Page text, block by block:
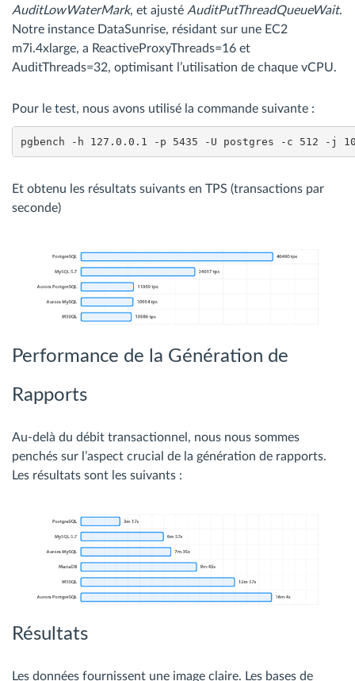
AuditLowWaterMark, et ajusté AuditPutThreadQueueWait.
Notre instance DataSunrise, résidant sur une EC2
m7i.4xlarge, a ReactiveProxyThreads=16 et
AuditThreads=32, optimisant l’utilisation de chaque vCPU.
Pour le test, nous avons utilisé la commande suivante :
pgbench -h 127.0.0.1 -p 5435 -U postgres -c 512 -j
Et obtenu les résultats suivants en TPS (transactions par
seconde)
Performance de la Génération de
Rapports
Au-delà du débit transactionnel, nous nous sommes
penchés sur l’aspect crucial de la génération de rapports.
Les résultats sont les suivants :
Résultats
Les données fournissent une image claire. Les bases de